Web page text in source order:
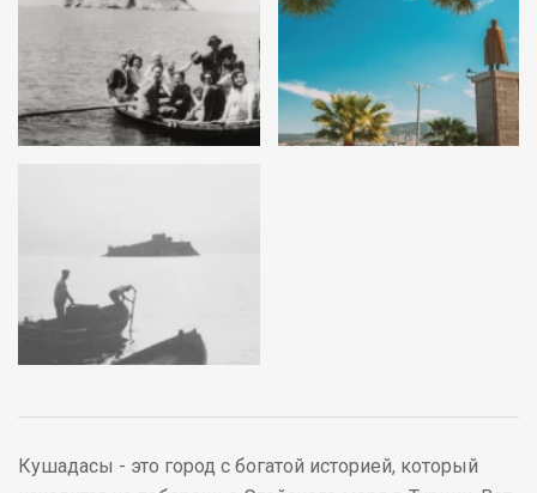
Кушадасы - это город с богатой историей, который